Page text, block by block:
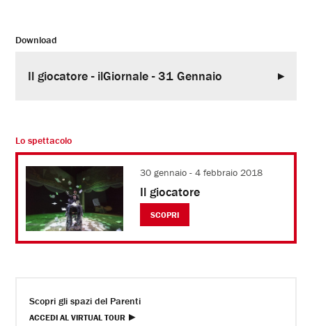
Download
Il giocatore - ilGiornale - 31 Gennaio
Lo spettacolo
30 gennaio - 4 febbraio 2018
Il giocatore
SCOPRI
Scopri gli spazi del Parenti
ACCEDI AL VIRTUAL TOUR